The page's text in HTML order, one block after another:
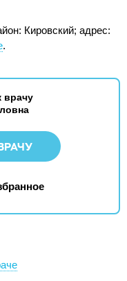
Кировский; адрес:
.
врачу